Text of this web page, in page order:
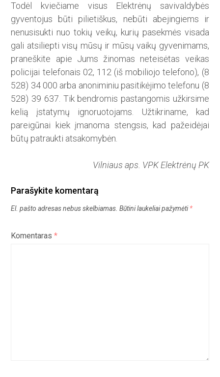
Todėl kviečiame visus Elektrėnų savivaldybės
gyventojus būti pilietiškus, nebūti abejingiems ir
nenusisukti nuo tokių veikų, kurių pasekmės visada
gali atsiliepti visų mūsų ir mūsų vaikų gyvenimams,
praneškite apie Jums žinomas neteisėtas veikas
policijai telefonais 02, 112 (iš mobiliojo telefono), (8
528) 34 000 arba anoniminiu pasitikėjimo telefonu (8
528) 39 637. Tik bendromis pastangomis užkirsime
kelią įstatymų ignoruotojams. Užtikriname, kad
pareigūnai kiek įmanoma stengsis, kad pažeidėjai
būtų patraukti atsakomybėn.
Vilniaus aps. VPK Elektrėnų PK
Parašykite komentarą
El. pašto adresas nebus skelbiamas. Būtini laukeliai pažymėti*
Komentaras*